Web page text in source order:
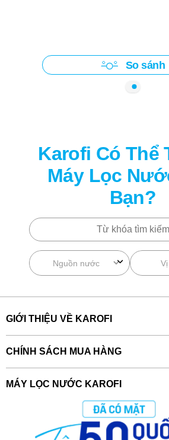
So sánh
Karofi Có Thể
Máy Lọc
Bạn?
GIỚI THIỆU VỀ KAROFI
CHÍNH SÁCH MUA HÀNG
MÁY LỌC NƯỚC KAROFI